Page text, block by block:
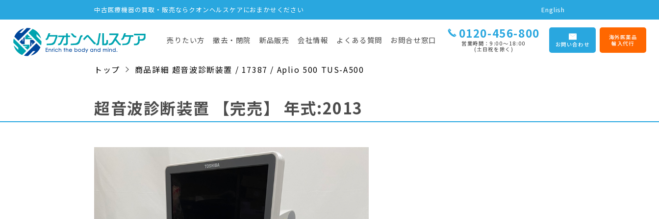
中古医療機器の買取・販売ならクオンヘルスケアにおまかせください English
売りたい方 撤去・閉院 新品販売 会社情報 よくある質問 お問合せ窓口 0120-456-800
営業時間：9:00〜18:00
(土日祝を除く)
お問い合わせ
海外医薬品
輸入代行
トップ 商品詳細 超音波診断装置 / 17387 / Aplio 500 TUS-A500
超音波診断装置 【完売】 年式:2013